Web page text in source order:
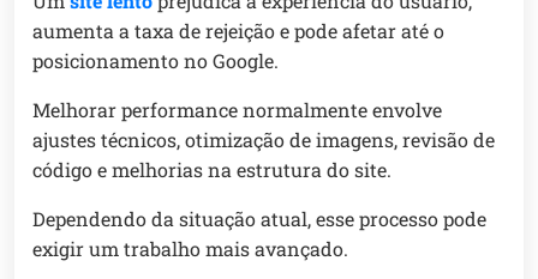
aumenta a taxa de rejeição e pode afetar até o
posicionamento no Google.
Melhorar performance normalmente envolve
ajustes técnicos, otimização de imagens, revisão de
código e melhorias na estrutura do site.
Dependendo da situação atual, esse processo pode
exigir um trabalho mais avançado.